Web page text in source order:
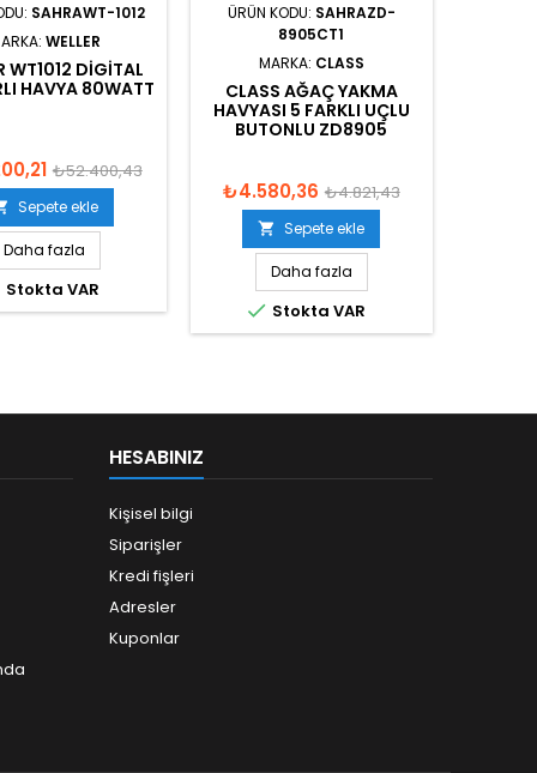
SAHRAWT-1012
WELLER
WT1012 DIGITAL
HAVYA 80WATT
₺52.400,43
Sepete ekle
Daha fazla
Stokta VAR
ÜRÜN KODU: SAHRAZD-
8905CT1
MARKA: CLASS
CLASS AĞAÇ YAKMA
HAVYASI 5 FARKLI UÇLU
BUTONLU ZD8905
₺4.580,36 ₺4.821,43
 Sepete ekle
Daha fazla
 Stokta VAR
HESABINIZ
Kişisel bilgi
Siparişler
Kredi fişleri
Adresler
Kuponlar